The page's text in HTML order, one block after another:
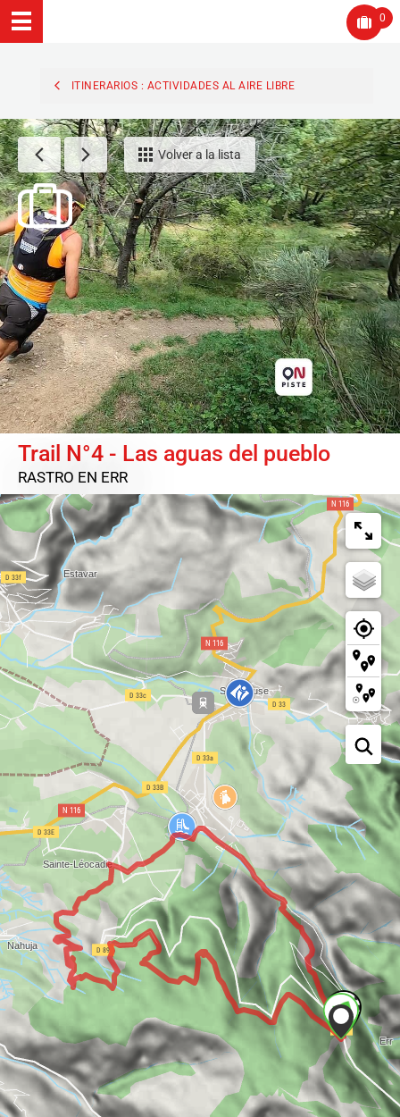
0
ITINERARIOS : ACTIVIDADES AL AIRE LIBRE
Volver a la lista
Trail N°4 - Las aguas del pueblo
RASTRO EN ERR